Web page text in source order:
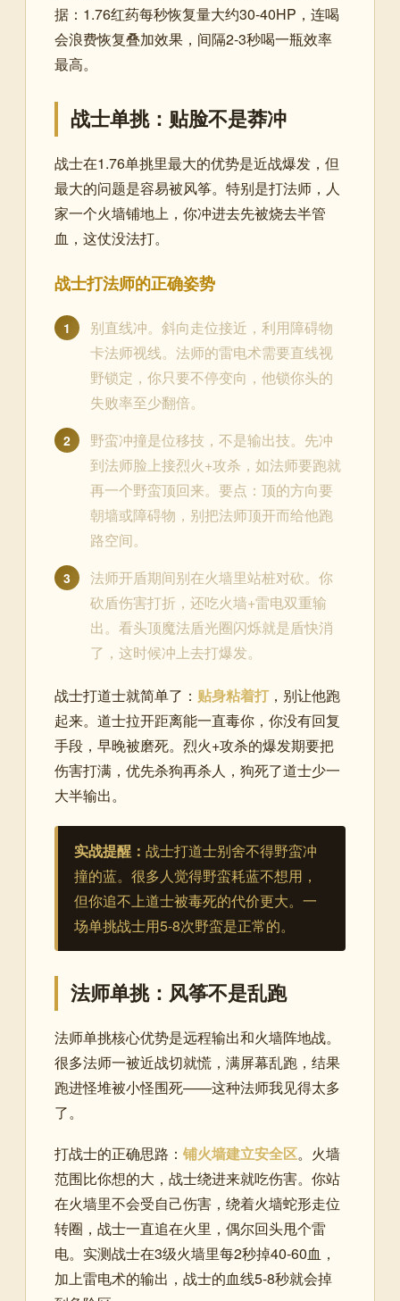
据：1.76红药每秒恢复量大约30-40HP，连喝
会浪费恢复叠加效果，间隔2-3秒喝一瓶效率
最高。
战士单挑：贴脸不是莽冲
战士在1.76单挑里最大的优势是近战爆发，但
最大的问题是容易被风筝。特别是打法师，人
家一个火墙铺地上，你冲进去先被烧去半管
血，这仗没法打。
战士打法师的正确姿势
1
别直线冲。斜向走位接近，利用障碍物
卡法师视线。法师的雷电术需要直线视
野锁定，你只要不停变向，他锁你头的
失败率至少翻倍。
2
野蛮冲撞是位移技，不是输出技。先冲
到法师脸上接烈火+攻杀，如法师要跑就
再一个野蛮顶回来。要点：顶的方向要
朝墙或障碍物，别把法师顶开而给他跑
路空间。
3
法师开盾期间别在火墙里站桩对砍。你
砍盾伤害打折，还吃火墙+雷电双重输
出。看头顶魔法盾光圈闪烁就是盾快消
了，这时候冲上去打爆发。
战士打道士就简单了： 贴身粘着打，别让他跑
起来。道士拉开距离能一直毒你，你没有回复
手段，早晚被磨死。烈火+攻杀的爆发期要把
伤害打满，优先杀狗再杀人，狗死了道士少一
大半输出。
实战提醒： 战士打道士别舍不得野蛮冲
撞的蓝。很多人觉得野蛮耗蓝不想用，
但你追不上道士被毒死的代价更大。一
场单挑战士用5-8次野蛮是正常的。
法师单挑：风筝不是乱跑
法师单挑核心优势是远程输出和火墙阵地战。
很多法师一被近战切就慌，满屏幕乱跑，结果
跑进怪堆被小怪围死——这种法师我见得太多
了。
打战士的正确思路： 铺火墙建立安全区。火墙
范围比你想的大，战士绕进来就吃伤害。你站
在火墙里不会受自己伤害，绕着火墙蛇形走位
转圈，战士一直追在火里，偶尔回头甩个雷
电。实测战士在3级火墙里每2秒掉40-60血，
加上雷电术的输出，战士的血线5-8秒就会掉